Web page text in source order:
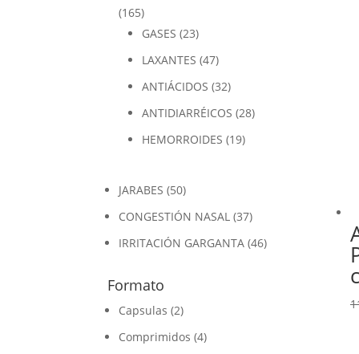
(165)
GASES(23)
LAXANTES(47)
ANTIÁCIDOS(32)
ANTIDIARRÉICOS(28)
HEMORROIDES(19)
JARABES(50)
CONGESTIÓN NASAL(37)
IRRITACIÓN GARGANTA(46)
Formato
Capsulas(2)
Comprimidos(4)